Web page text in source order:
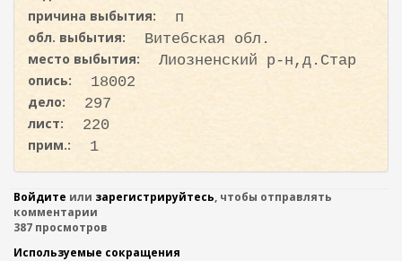
причина выбытия:
п
обл. выбытия:
Витебская обл.
место выбытия:
Лиозненский р-н,д.Стар
опись:
18002
дело:
297
лист:
220
прим.:
1
Войдите или зарегистрируйтесь, чтобы отправлять
комментарии
387 просмотров
Используемые сокращения